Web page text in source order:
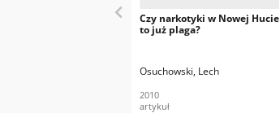
Czy narkotyki w Nowej Hucie
to już plaga?
Osuchowski, Lech
2010
artykuł